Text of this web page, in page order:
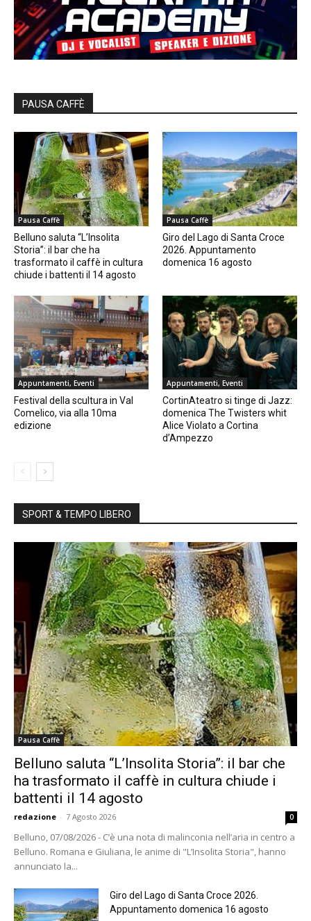
PAUSA CAFFÈ
Pausa Caffè
Belluno saluta “L’Insolita
Storia”: il bar che ha
trasformato il caffè in cultura
chiude i battenti il 14 agosto
Pausa Caffè
Giro del Lago di Santa Croce
2026. Appuntamento
domenica 16 agosto
Appuntamenti, Eventi
Festival della scultura in Val
Comelico, via alla 10ma
edizione
Appuntamenti, Eventi
CortinAteatro si tinge di Jazz:
domenica The Twisters whit
Alice Violato a Cortina
d’Ampezzo
SPORT & TEMPO LIBERO
Pausa Caffè
Belluno saluta “L’Insolita Storia”: il bar che
ha trasformato il caffè in cultura chiude i
battenti il 14 agosto
redazione - 7 Agosto 2026 0
Belluno, 07/08/2026 - C’è una nota di malinconia nell’aria in centro a
Belluno. Romana e Giuliana, le anime di "L’Insolita Storia", hanno
annunciato la...
Giro del Lago di Santa Croce 2026.
Appuntamento domenica 16 agosto